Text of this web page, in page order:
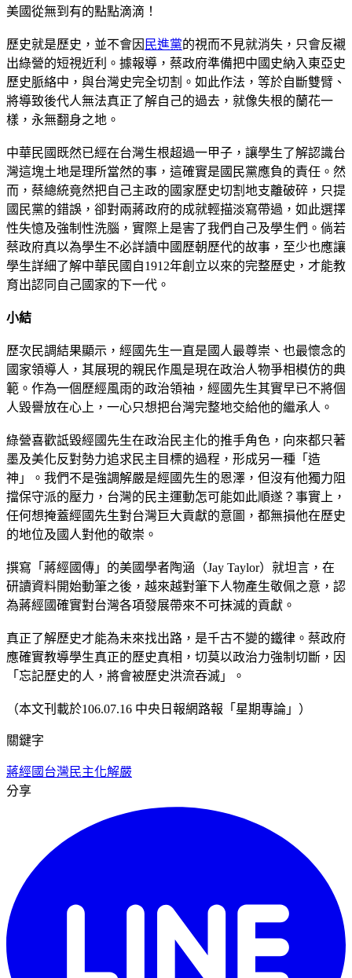
美國從無到有的點點滴滴！
歷史就是歷史，並不會因 民進黨的視而不見就消失，只會反襯
出綠營的短視近利。據報導，蔡政府準備把中國史納入東亞史
歷史脈絡中，與台灣史完全切割。如此作法，等於自斷雙臂、
將導致後代人無法真正了解自己的過去，就像失根的蘭花一
樣，永無翻身之地。
中華民國既然已經在台灣生根超過一甲子，讓學生了解認識台
灣這塊土地是理所當然的事，這確實是國民黨應負的責任。然
而，蔡總統竟然把自己主政的國家歷史切割地支離破碎，只提
國民黨的錯誤，卻對兩蔣政府的成就輕描淡寫帶過，如此選擇
性失憶及強制性洗腦，實際上是害了我們自己及學生們。倘若
蔡政府真以為學生不必詳讀中國歷朝歷代的故事，至少也應讓
學生詳細了解中華民國自1912年創立以來的完整歷史，才能教
育出認同自己國家的下一代。
小結
歷次民調結果顯示，經國先生一直是國人最尊崇、也最懷念的
國家領導人，其展現的親民作風是現在政治人物爭相模仿的典
範。作為一個歷經風雨的政治領袖，經國先生其實早已不將個
人毀譽放在心上，一心只想把台灣完整地交給他的繼承人。
綠營喜歡詆毀經國先生在政治民主化的推手角色，向來都只著
墨及美化反對勢力追求民主目標的過程，形成另一種「造
神」。我們不是強調解嚴是經國先生的恩澤，但沒有他獨力阻
擋保守派的壓力，台灣的民主運動怎可能如此順遂？事實上，
任何想掩蓋經國先生對台灣巨大貢獻的意圖，都無損他在歷史
的地位及國人對他的敬崇。
撰寫「蔣經國傳」的美國學者陶涵（Jay Taylor）就坦言，在
研讀資料開始動筆之後，越來越對筆下人物產生敬佩之意，認
為蔣經國確實對台灣各項發展帶來不可抹滅的貢獻。
真正了解歷史才能為未來找出路，是千古不變的鐵律。蔡政府
應確實教導學生真正的歷史真相，切莫以政治力強制切斷，因
「忘記歷史的人，將會被歷史洪流吞滅」。
（本文刊載於106.07.16 中央日報網路報「星期專論」）
關鍵字
蔣經國 台灣民主化解嚴
分享